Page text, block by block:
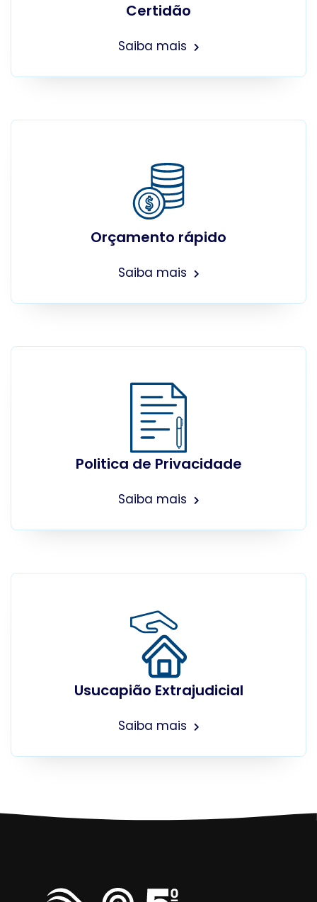
Certidão
Saiba mais
Orçamento rápido
Saiba mais
Politica de Privacidade
Saiba mais
Usucapião Extrajudicial
Saiba mais